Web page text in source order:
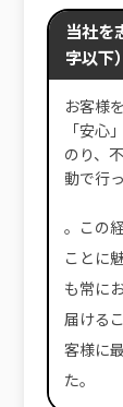
当社を
字以下）
お客様
「安心
のり、
動で行
。この
ことに
も常に
届ける
客様に
た。